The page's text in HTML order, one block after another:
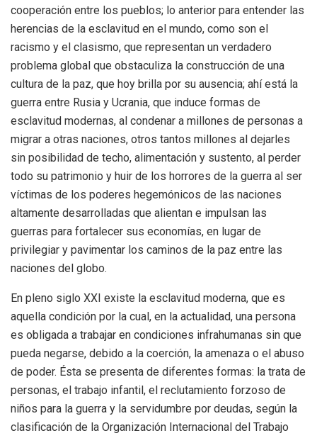
cooperación entre los pueblos; lo anterior para entender las
herencias de la esclavitud en el mundo, como son el
racismo y el clasismo, que representan un verdadero
problema global que obstaculiza la construcción de una
cultura de la paz, que hoy brilla por su ausencia; ahí está la
guerra entre Rusia y Ucrania, que induce formas de
esclavitud modernas, al condenar a millones de personas a
migrar a otras naciones, otros tantos millones al dejarles
sin posibilidad de techo, alimentación y sustento, al perder
todo su patrimonio y huir de los horrores de la guerra al ser
víctimas de los poderes hegemónicos de las naciones
altamente desarrolladas que alientan e impulsan las
guerras para fortalecer sus economías, en lugar de
privilegiar y pavimentar los caminos de la paz entre las
naciones del globo.
En pleno siglo XXI existe la esclavitud moderna, que es
aquella condición por la cual, en la actualidad, una persona
es obligada a trabajar en condiciones infrahumanas sin que
pueda negarse, debido a la coerción, la amenaza o el abuso
de poder. Ésta se presenta de diferentes formas: la trata de
personas, el trabajo infantil, el reclutamiento forzoso de
niños para la guerra y la servidumbre por deudas, según la
clasificación de la Organización Internacional del Trabajo